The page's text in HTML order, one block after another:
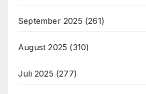
September 2025 (261)
August 2025 (310)
Juli 2025 (277)